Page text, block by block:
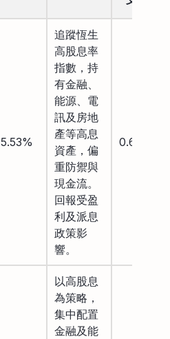
5.53%
追蹤恆生
高股息率
指數，持
有金融、
能源、電
訊及房地
產等高息
資產，偏
重防禦與
現金流。
回報受盈
利及派息
政策影
響。
0.68%
以高股息
為策略，
集中配置
金融及能